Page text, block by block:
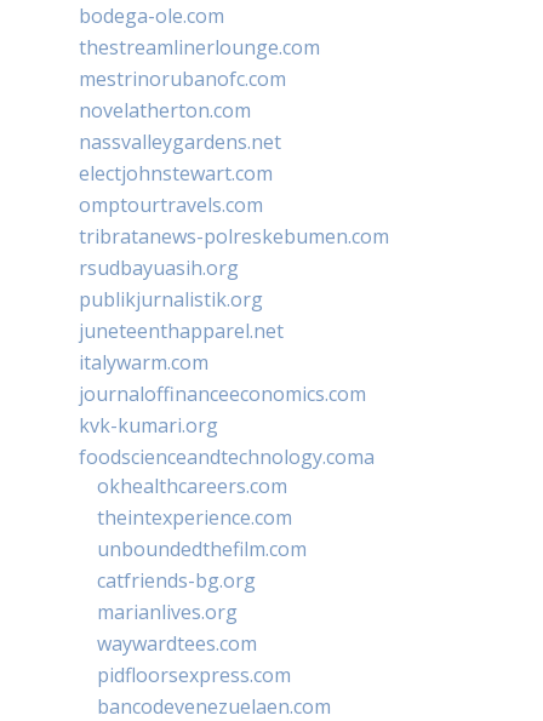
bodega-ole.com
thestreamlinerlounge.com
mestrinorubanofc.com
novelatherton.com
nassvalleygardens.net
electjohnstewart.com
omptourtravels.com
tribratanews-polreskebumen.com
rsudbayuasih.org
publikjurnalistik.org
juneteenthapparel.net
italywarm.com
journaloffinanceeconomics.com
kvk-kumari.org
foodscienceandtechnology.coma
okhealthcareers.com
theintexperience.com
unboundedthefilm.com
catfriends-bg.org
marianlives.org
waywardtees.com
pidfloorsexpress.com
bancodevenezuelaen.com